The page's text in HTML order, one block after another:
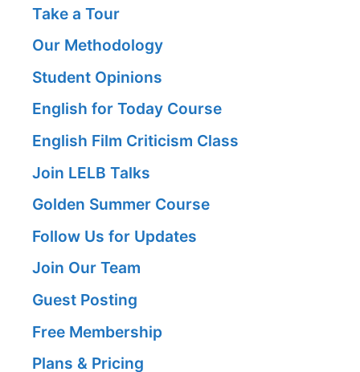
Take a Tour
Our Methodology
Student Opinions
English for Today Course
English Film Criticism Class
Join LELB Talks
Golden Summer Course
Follow Us for Updates
Join Our Team
Guest Posting
Free Membership
Plans & Pricing